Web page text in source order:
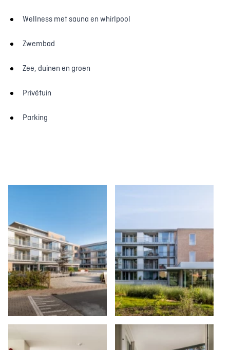
Wellness met sauna en whirlpool
Zwembad
Zee, duinen en groen
Privétuin
Parking